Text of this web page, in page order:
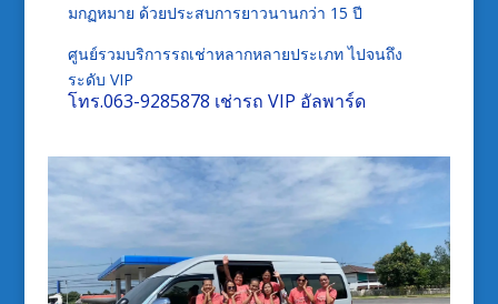
มกฏหมาย ด้วยประสบการยาวนานกว่า 15 ปี
ศูนย์รวมบริการรถเช่าหลากหลายประเภท ไปจนถึง
ระดับ VIP
โทร.063-9285878 เช่ารถ VIP อัลพาร์ด